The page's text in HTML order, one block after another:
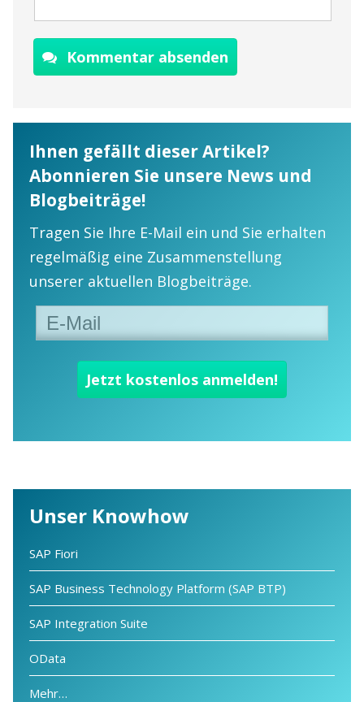
Kommentar absenden
Ihnen gefällt dieser Artikel?
Abonnieren Sie unsere News und
Blogbeiträge!
Tragen Sie Ihre E-Mail ein und Sie erhalten
regelmäßig eine Zusammenstellung
unserer aktuellen Blogbeiträge.
Unser Knowhow
SAP Fiori
SAP Business Technology Platform (SAP BTP)
SAP Integration Suite
OData
Mehr…